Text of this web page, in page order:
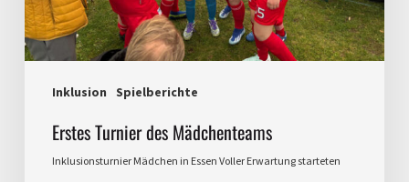
Inklusion Spielberichte
Erstes Turnier des Mädchenteams
Inklusionsturnier Mädchen in Essen Voller Erwartung starteten